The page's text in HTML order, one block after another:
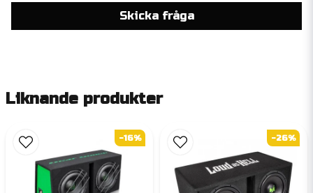
Skicka fråga
Liknande produkter
-16% -26%